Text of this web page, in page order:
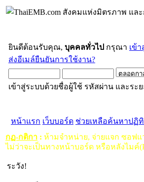
ยินดีต้อนรับคุณ, บุคคลทั่วไป กรุณา เข้
ส่งอีเมล์ยืนยันการใช้งาน?
เข้าสู่ระบบด้วยชื่อผู้ใช้ รหัสผ่าน และระ
หน้าแรก เว็บบอร์ด ช่วยเหลือค้นหาปฏิ
กฏ-กติกา : ห้ามจำหน่าย, จ่ายแจก ซอฟแ
ไม่ว่าจะเป็นทางหน้าบอร์ด หรือหลังไมค์
ระวัง!